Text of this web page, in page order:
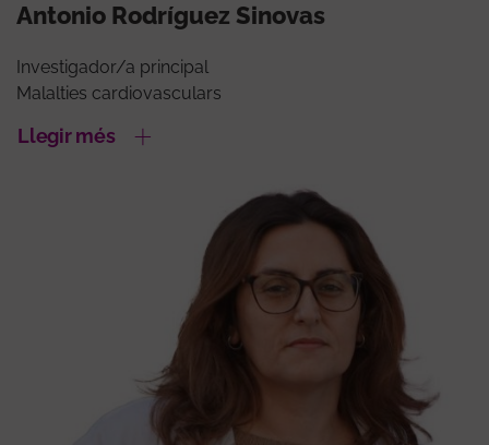
Antonio Rodríguez Sinovas
Investigador/a principal
Malalties cardiovasculars
Llegir més